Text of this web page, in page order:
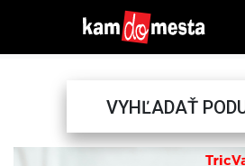
VYHĽADAŤ